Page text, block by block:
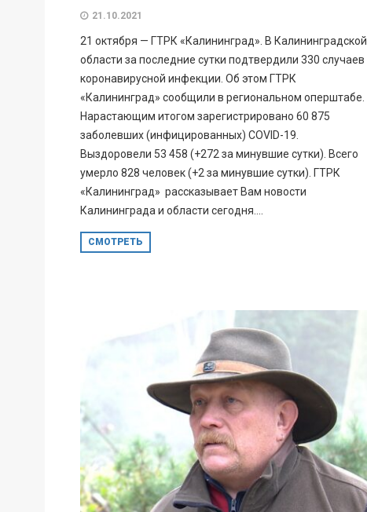
21.10.2021
21 октября — ГТРК «Калининград». В Калининградской
области за последние сутки подтвердили 330 случаев
коронавирусной инфекции. Об этом ГТРК
«Калининград» сообщили в региональном оперштабе.
Нарастающим итогом зарегистрировано 60 875
заболевших (инфицированных) COVID-19.
Выздоровели 53 458 (+272 за минувшие сутки). Всего
умерло 828 человек (+2 за минувшие сутки). ГТРК
«Калининград» рассказывает Вам новости
Калининграда и области сегодня....
СМОТРЕТЬ